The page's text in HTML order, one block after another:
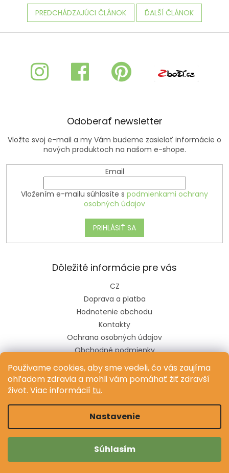
Použivame cookies, aby sme vedeli, čo vás zaujíma
ohľadom zdravia a mohli vám pomáhať žiť zdravší
život. Viac informácií tu.
Nastavenie
Súhlasím
PREDCHÁDZAJÚCI ČLÁNOK ĎALŠÍ ČLÁNOK
Z
Odoberať newsletter
Vložte svoj e-mail a my Vám budeme zasielať informácie o
nových produktoch na našom e-shope.
Email
Vložením e-mailu súhlasíte s podmienkami ochrany
osobných údajov
PRIHLÁSIŤ SA
Dôležité informácie pre vás
CZ
Doprava a platba
Hodnotenie obchodu
Kontakty
Ochrana osobných údajov
Obchodné podmienky
Pravidlá súťaže na sociálnych sieťach
Vytvoril Shoptet
Copyright 2026Dr.Vitamin. Všetky práva vyhradené.
Upraviť nastavenie cookies